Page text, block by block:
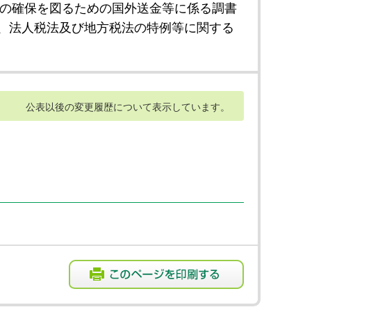
確保を図るための国外送金等に係る調書
法人税法及び地方税法の特例等に関する
公表以後の変更履歴について表示しています。